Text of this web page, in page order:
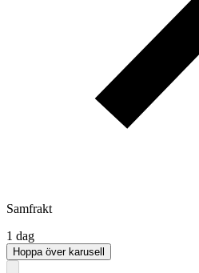
Samfrakt
1 dag
Hoppa över karusell